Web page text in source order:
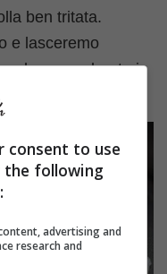
ben tritata.
e lasceremo
la carne dorata in
il riso;
consent to use
following
advertising and
research and